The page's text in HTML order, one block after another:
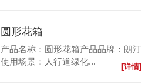
圆形花箱
产品名称：圆形花箱产品品牌：朗汀
使用场景：人行道绿化...
[详情]